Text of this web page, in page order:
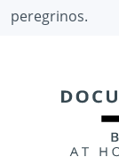
peregrinos.